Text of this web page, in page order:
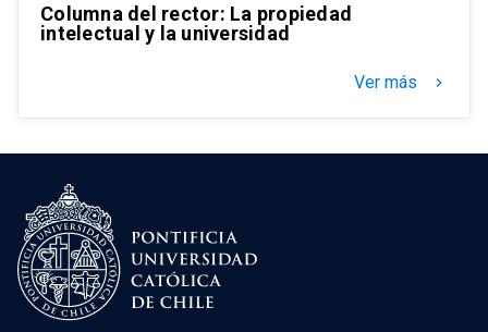
Columna del rector: La propiedad
intelectual y la universidad
Ver más keyboard_arrow_right